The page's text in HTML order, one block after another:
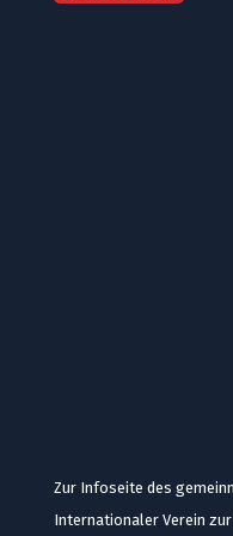
Zur Infoseite des
Internationaler Verein